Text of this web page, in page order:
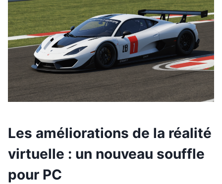
Les améliorations de la réalité
virtuelle : un nouveau souffle
pour PC